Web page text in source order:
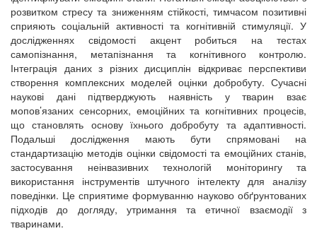
розвитком стресу та зниженням стійкості, тимчасом позитивні
сприяють соціальній активності та когнітивній стимуляції. У
дослідженнях свідомості акцент робиться на тестах
самопізнання, метапізнання та когнітивного контролю.
Інтеграція даних з різних дисциплін відкриває перспективи
створення комплексних моделей оцінки добробуту. Сучасні
наукові дані підтверджують наявність у тварин взає
мопов’язаних сенсорних, емоційних та когнітивних процесів,
що становлять основу їхнього добробуту та адаптивності.
Подальші дослідження мають бути спрямовані на
стандартизацію методів оцінки свідомості та емоційних станів,
застосування неінвазивних технологій моніторингу та
використання інструментів штучного інтелекту для аналізу
поведінки. Це сприятиме формуванню науково обґрунтованих
підходів до догляду, утримання та етичної взаємодії з
тваринами.